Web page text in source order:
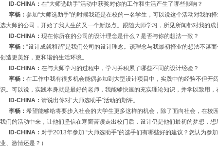
ID-CHINA： 在“大师选助手”活动中获奖对你的工作和生活产生了哪些影响？
李畅： 参加“大师选助手”的时候我还是在校的一名学生，可以说这个活动对我的
选大师的公司，开始了我人生的又一个新起点。跟随大师学习，所见所闻都对我的成
ID-CHINA： 现在你所在的公司的设计理念是什么？是否与你的想法一致？
李畅： “设计成就和谐”是我们公司的设计理念。该理念与我最初择业的想法不谋
创造更美好，更和谐的生活环境。
ID-CHINA： 在与大师学习的过程中，学习并积累了哪些不同的设计经验？
李畅： 在工作中我有很多机会能偶参加到大型设计项目中，实践中的经验不但开
识。可以说，实践本身就是最好的老师，我能够快速的充实理论知识，并学以致用
ID-CHINA： 请说出你对“大师选助手”活动的期许。
李畅： 希望能够给将要步入社会的大学生更多这样的机会，除了面向社会，在校
我们的活动中来，让他们坚信在寒窗苦读走出校门后，设计仍是他们最初的梦想，
ID-CHINA： 对于2013年参加 “大师选助手”的选手们有哪些好的建议？您认为参
业、激情还是？）